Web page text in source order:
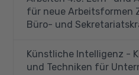
für neue Arbeitsformen
Büro- und
Künstliche Intelligenz -
und Techniken für